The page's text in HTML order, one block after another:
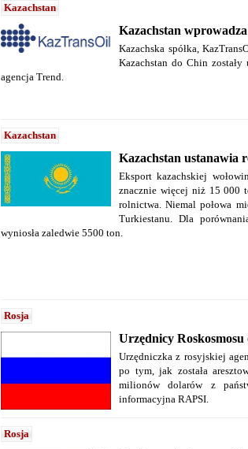
Kazachstan
Kazachstan
Kazachska spółka,
Kazachstan do Chin
agencja Trend.
Kazachstan
Kazachstan ustanawia
Eksport kazachskiej
znacznie więcej niż 15 000
rolnictwa. Niemal połowa
Turkiestanu. Dla
wyniosła zaledwie 5500 ton.
Rosja
Urzędnicy
Urzędniczka z rosyjskiej
po tym, jak została
milionów dolarów z
informacyjna RAPSI.
Rosja